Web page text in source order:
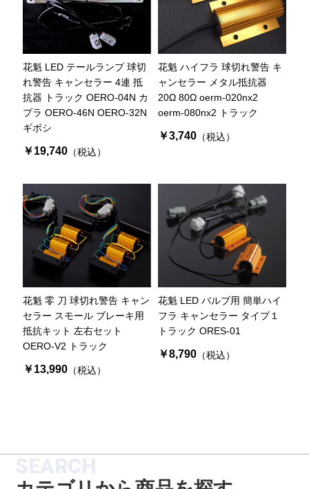
花魁 LED テールランプ 球切
れ警告 キャンセラー 4連 抵
抗器 トラック OERO-04N カ
プラ OERO-46N OERO-32N
ギボシ
￥19,740（税込）
花魁 ハイフラ 球切れ警告 キ
ャンセラー メタル抵抗器
20Ω 80Ω oerm-020nx2
oerm-080nx2 トラック
￥3,740（税込）
花魁 零 刀 球切れ警告 キャン
セラー スモール ブレーキ用
抵抗キット 左右セット
OERO-V2 トラック
￥13,990（税込）
花魁 LED バルブ用 簡単ハイ
フラ キャンセラー タイプ１
トラック ORES-01
￥8,790（税込）
SEARCH